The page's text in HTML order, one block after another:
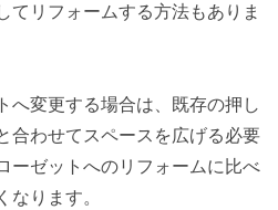
てリフォームする方法もありま
へ変更する場合は、既存の押し
合わせてスペースを広げる必要
ーゼットへのリフォームに比べ
なります。